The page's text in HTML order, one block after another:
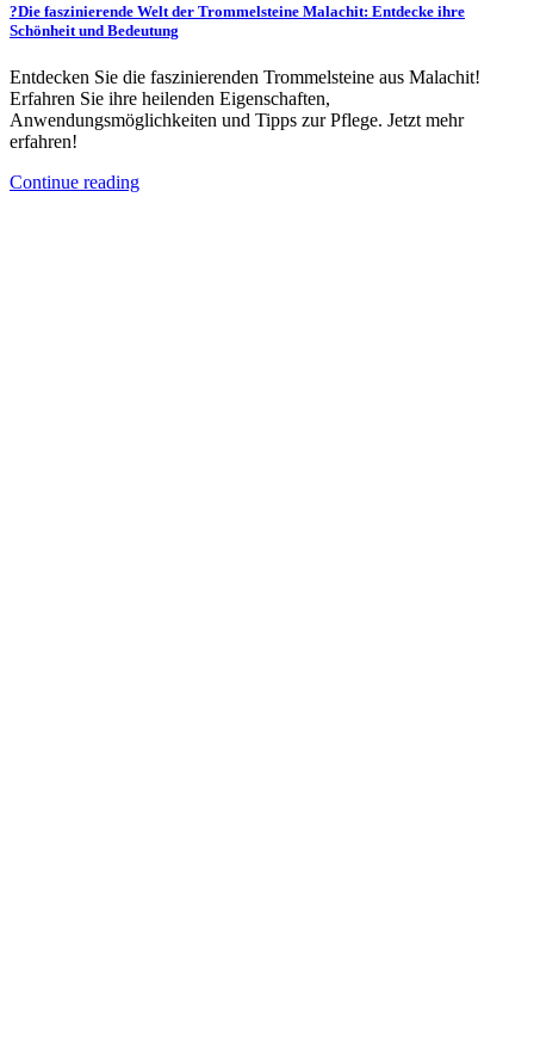
?Die faszinierende Welt der Trommelsteine Malachit: Entdecke ihre
Schönheit und Bedeutung
Entdecken Sie die faszinierenden Trommelsteine aus Malachit!
Erfahren Sie ihre heilenden Eigenschaften,
Anwendungsmöglichkeiten und Tipps zur Pflege. Jetzt mehr
erfahren!
Continue reading